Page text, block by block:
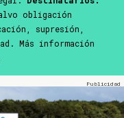
obligación
supresión,
Más información